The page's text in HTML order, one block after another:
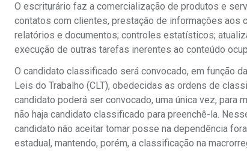
O escriturário faz a comercialização de produtos e
contatos com clientes, prestação de informações aos
relatórios e documentos; controles estatísticos;
execução de outras tarefas inerentes ao conteúdo
O candidato classificado será convocado, em função
Leis do Trabalho (CLT), obedecidas as ordens de
candidato poderá ser convocado, uma única vez,
não haja candidato classificado para preenchê-la.
candidato não aceitar tomar posse na dependência
estadual, mantendo, porém, a classificação na